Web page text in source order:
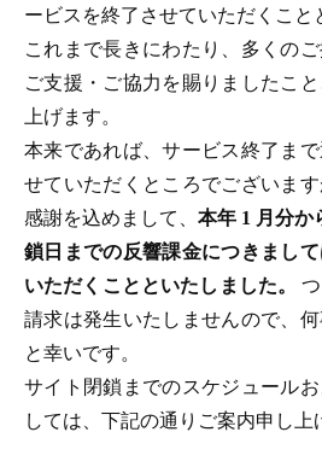
ービスを終了させていただくこと
これまで長きにわたり、多くの
ご支援・ご協力を賜りましたこ
上げます。
本来であれば、サービス終了ま
せていただくところでございま
感謝を込めまして、 本年 1 月分か
鎖日までの反響課金につきまし
いただくことといたしました。
請求は発生いたしませんので、
と幸いです。
サイト閉鎖までのスケジュール
しては、下記の通りご案内申し上